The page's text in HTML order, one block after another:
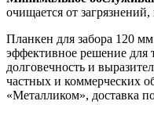
очищается от загрязнений,
Планкен для забора 120
эффективное решение для
долговечность и
частных и коммерческих
«Металликом», доставка